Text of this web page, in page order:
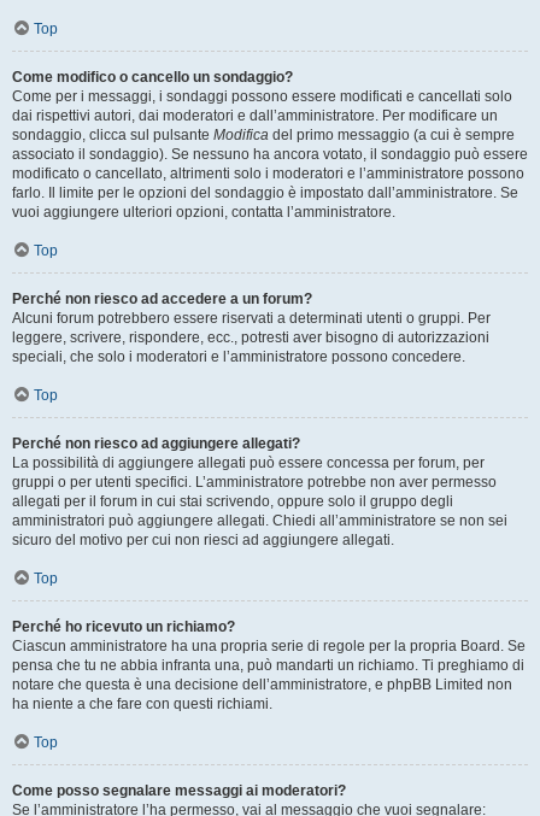
Top
Come modifico o cancello un sondaggio?
Come per i messaggi, i sondaggi possono essere modificati e cancellati solo
dai rispettivi autori, dai moderatori e dall’amministratore. Per modificare un
sondaggio, clicca sul pulsante Modifica del primo messaggio (a cui è sempre
associato il sondaggio). Se nessuno ha ancora votato, il sondaggio può essere
modificato o cancellato, altrimenti solo i moderatori e l’amministratore possono
farlo. Il limite per le opzioni del sondaggio è impostato dall’amministratore. Se
vuoi aggiungere ulteriori opzioni, contatta l’amministratore.
Top
Perché non riesco ad accedere a un forum?
Alcuni forum potrebbero essere riservati a determinati utenti o gruppi. Per
leggere, scrivere, rispondere, ecc., potresti aver bisogno di autorizzazioni
speciali, che solo i moderatori e l’amministratore possono concedere.
Top
Perché non riesco ad aggiungere allegati?
La possibilità di aggiungere allegati può essere concessa per forum, per
gruppi o per utenti specifici. L’amministratore potrebbe non aver permesso
allegati per il forum in cui stai scrivendo, oppure solo il gruppo degli
amministratori può aggiungere allegati. Chiedi all’amministratore se non sei
sicuro del motivo per cui non riesci ad aggiungere allegati.
Top
Perché ho ricevuto un richiamo?
Ciascun amministratore ha una propria serie di regole per la propria Board. Se
pensa che tu ne abbia infranta una, può mandarti un richiamo. Ti preghiamo di
notare che questa è una decisione dell’amministratore, e phpBB Limited non
ha niente a che fare con questi richiami.
Top
Come posso segnalare messaggi ai moderatori?
Se l’amministratore l’ha permesso, vai al messaggio che vuoi segnalare: